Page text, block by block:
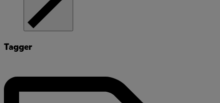
Tagger